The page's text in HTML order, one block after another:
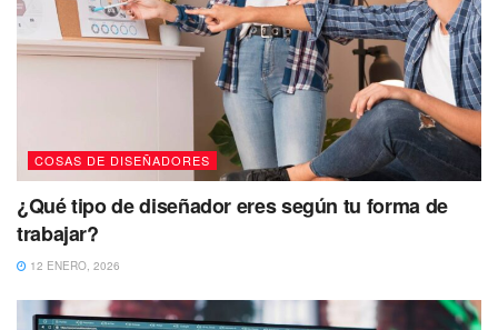
COSAS DE DISEÑADORES
¿Qué tipo de diseñador eres según tu forma de
trabajar?
12 ENERO, 2026